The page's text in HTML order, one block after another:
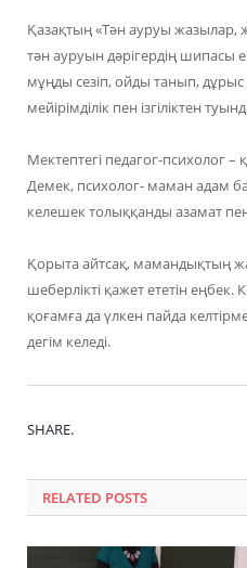
Қазақтың «Тән ауруы жазылар,
тән ауруын дәрігердің шипасы
мұңды сезіп, ойды танып, дұрыс
мейірімділік пен ізгіліктен
Мектептегі педагог-психолог
Демек, психолог- маман адам
келешек толыққанды азамат пен
Қорыта айтсақ, мамандықтың
шеберлікті қажет ететін
қоғамға да үлкен пайда
дегім келеді.
SHARE.
RELATED POSTS